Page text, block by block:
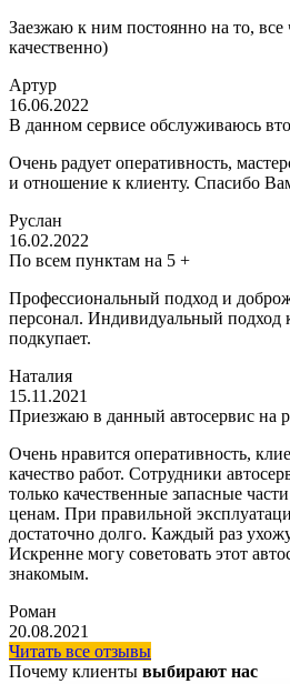
Заезжаю к ним постоянно на то, все
качественно)
Артур
16.06.2022
В данном сервисе обслуживаюсь
Очень радует оперативность,
и отношение к клиенту. Спасибо
Руслан
16.02.2022
По всем пунктам на 5 +
Профессиональный подход и
персонал. Индивидуальный
подкупает.
Наталия
15.11.2021
Приезжаю в данный автосервис на
Очень нравится оперативность,
качество работ. Сотрудники
только качественные запасные
ценам. При правильной
достаточно долго. Каждый раз
Искренне могу советовать этот
знакомым.
Роман
20.08.2021
Читать все отзывы
Почему клиенты выбирают нас